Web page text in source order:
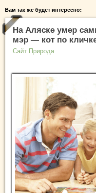
Вам так же будет интересно:
На Аляске умер
мэр — кот по
Сайт Природа